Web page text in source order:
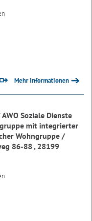
Mehr Informationen
Soziale Dienste
mit integrierter
Wohngruppe /
86-88 , 28199